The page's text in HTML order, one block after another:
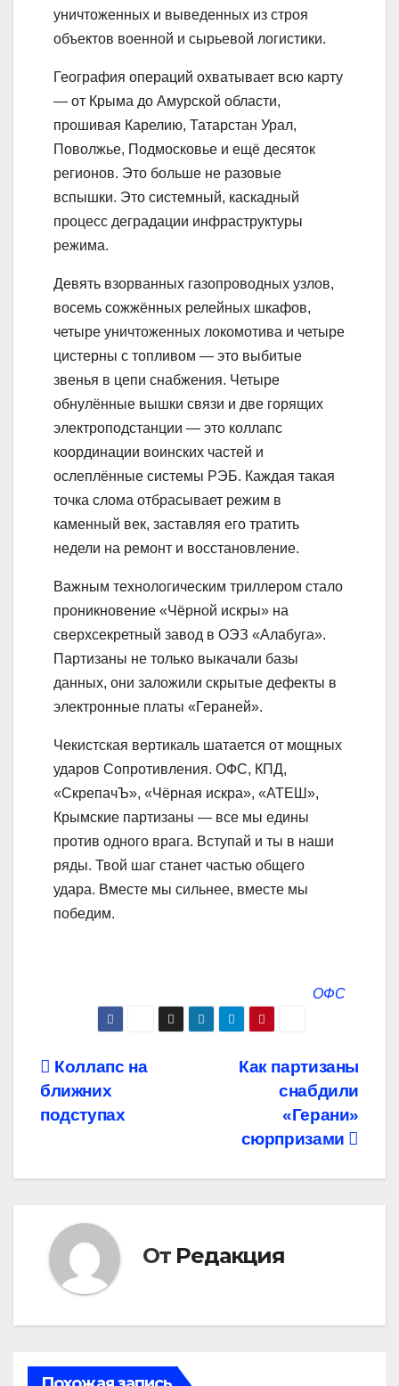
уничтоженных и выведенных из строя
объектов военной и сырьевой логистики.
География операций охватывает всю карту
— от Крыма до Амурской области,
прошивая Карелию, Татарстан Урал,
Поволжье, Подмосковье и ещё десяток
регионов. Это больше не разовые
вспышки. Это системный, каскадный
процесс деградации инфраструктуры
режима.
Девять взорванных газопроводных узлов,
восемь сожжённых релейных шкафов,
четыре уничтоженных локомотива и четыре
цистерны с топливом — это выбитые
звенья в цепи снабжения. Четыре
обнулённые вышки связи и две горящих
электроподстанции — это коллапс
координации воинских частей и
ослеплённые системы РЭБ. Каждая такая
точка слома отбрасывает режим в
каменный век, заставляя его тратить
недели на ремонт и восстановление.
Важным технологическим триллером стало
проникновение «Чёрной искры» на
сверхсекретный завод в ОЭЗ «Алабуга».
Партизаны не только выкачали базы
данных, они заложили скрытые дефекты в
электронные платы «Гераней».
Чекистская вертикаль шатается от мощных
ударов Сопротивления. ОФС, КПД,
«СкрепачЪ», «Чёрная искра», «АТЕШ»,
Крымские партизаны — все мы едины
против одного врага. Вступай и ты в наши
ряды. Твой шаг станет частью общего
удара. Вместе мы сильнее, вместе мы
победим.
ОФС
Навигация
по
Как партизаны
снабдили
«Герани»
сюрпризами
Коллапс на
ближних
подступах
От Редакция